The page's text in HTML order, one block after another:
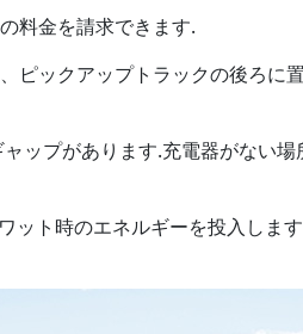
料金を請求できます.
ックアップトラックの後ろに
プがあります.充電器がない場
ット時のエネルギーを投入しま